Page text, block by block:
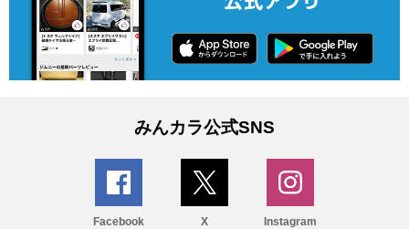
みんカラ公式SNS
Facebook X Instagram